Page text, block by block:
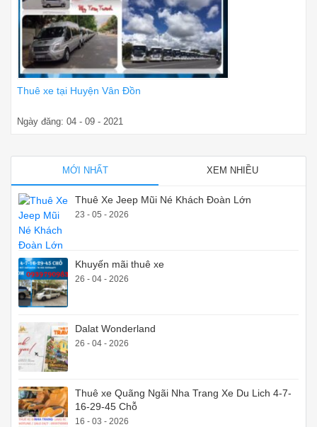
Thuê xe tại Huyện Vân Đồn
Ngày đăng: 04 - 09 - 2021
MỚI NHẤT XEM NHIỀU
Thuê Xe Jeep Mũi Né Khách Đoàn Lớn
23 - 05 - 2026
Khuyến mãi thuê xe
26 - 04 - 2026
Dalat Wonderland
26 - 04 - 2026
Thuê xe Quãng Ngãi Nha Trang Xe Du Lich 4-7-
16-29-45 Chỗ
16 - 03 - 2026